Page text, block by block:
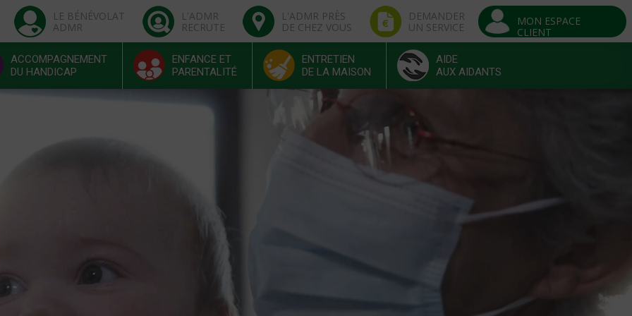
LE BÉNÉVOLAT
ADMR
L'ADMR
RECRUTE
L'ADMR PRÈS
DE CHEZ VOUS
DEMANDER
UN SERVICE
MON ESPACE
CLIENT
ACCOMPAGNEMENT
DU HANDICAP
ENFANCE ET
PARENTALITÉ
ENTRETIEN
DE LA MAISON
AIDE
AUX AIDANTS